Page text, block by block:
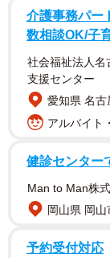
介護事務パー
数相談OK/子
社会福祉法人名
支援センター
愛知県 名古
アルバイト
健診センター
Man to Man株
岡山県 岡山
予約受付対応